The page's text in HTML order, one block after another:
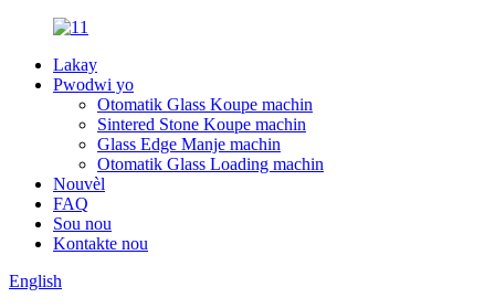
Lakay
Pwodwi yo
Otomatik Glass Koupe machin
Sintered Stone Koupe machin
Glass Edge Manje machin
Otomatik Glass Loading machin
Nouvèl
FAQ
Sou nou
Kontakte nou
English